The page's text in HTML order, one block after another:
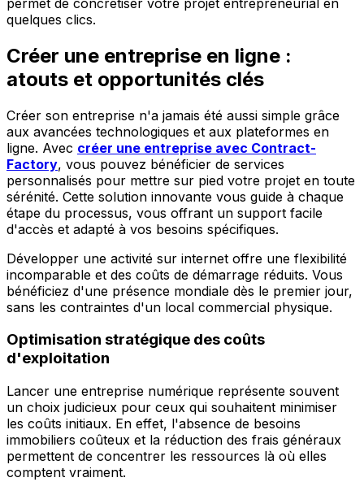
quelques clics.
Créer une entreprise en ligne :
atouts et opportunités clés
Créer son entreprise n'a jamais été aussi simple grâce
aux avancées technologiques et aux plateformes en
ligne. Avec créer une entreprise avec Contract-
Factory, vous pouvez bénéficier de services
personnalisés pour mettre sur pied votre projet en toute
sérénité. Cette solution innovante vous guide à chaque
étape du processus, vous offrant un support facile
d'accès et adapté à vos besoins spécifiques.
Développer une activité sur internet offre une flexibilité
incomparable et des coûts de démarrage réduits. Vous
bénéficiez d'une présence mondiale dès le premier jour,
sans les contraintes d'un local commercial physique.
Optimisation stratégique des coûts
d'exploitation
Lancer une entreprise numérique représente souvent
un choix judicieux pour ceux qui souhaitent minimiser
les coûts initiaux. En effet, l'absence de besoins
immobiliers coûteux et la réduction des frais généraux
permettent de concentrer les ressources là où elles
comptent vraiment.